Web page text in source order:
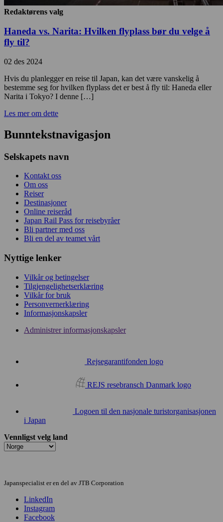
Redaktørens valg
Haneda vs. Narita: Hvilken flyplass bør du velge å
fly til?
02 des 2024
Hvis du planlegger en reise til Japan, kan det være vanskelig å
bestemme seg for hvilken flyplass det er best å fly til: Haneda eller
Narita i Tokyo? I denne […]
Les mer om dette
Bunntekstnavigasjon
Selskapets navn
Kontakt oss
Om oss
Reiser
Destinasjoner
Online reiseråd
Japan Rail Pass for reisebyråer
Bli partner med oss
Bli en del av teamet vårt
Nyttige lenker
Vilkår og betingelser
Tilgjengelighetserklæring
Vilkår for bruk
Personvernerklæring
Informasjonskapsler
Administrer informasjonskapsler
Rejsegarantifonden logo
REJS resebransch Danmark logo
Logoen til den nasjonale turistorganisasjonen
i Japan
Vennligst velg land
Japanspecialist er en del av JTB Corporation
LinkedIn
Instagram
Facebook